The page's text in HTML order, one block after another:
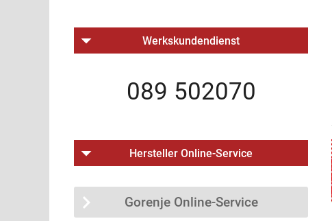
Werkskundendienst
089 502070
Hersteller Online-Service
Gorenje Online-Service